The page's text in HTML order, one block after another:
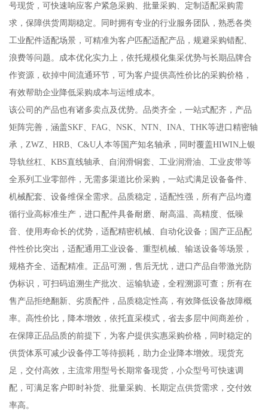
号现货，可快速响应客户紧急采购、批量采购、定制适配采购需
求，保障供货周期稳定。同时拥有专业的行业服务团队，熟悉各类
工业配件适配场景，可精准为客户匹配适配产品，规避采购错配、
浪费等问题。成本优化实力上，依托规模化集采优势与长期品牌合
作资源，砍掉中间流通环节，可为客户提供高性价比的采购价格，
有效帮助企业降低采购成本与运维成本。
该公司的产品也有诸多卖点及优势。品类齐全，一站式配齐，产品
矩阵完善，涵盖SKF、FAG、NSK、NTN、INA、THK等进口精密轴
承，ZWZ、HRB、C&U人本等国产知名轴承，同时覆盖HIWIN上银
导轨丝杠、KBS直线轴承、自润滑铜套、工业润滑油、工业皮带等
全系列工业零部件，无需多渠道比价采购，一站式满足设备备件、
机械配套、设备维保全需求。品质稳定，适配性强，所有产品均遵
循行业高标准生产，进口配件具备耐磨、耐高温、高精度、低噪
音、使用寿命长的优势，适配精密机械、自动化设备；国产正品配
件性价比突出，适配通用工业设备、重型机械、输送设备等场景，
规格齐全、适配精准。正品可溯，售后无忧，进口产品自带激光防
伪标识，可扫码追溯生产批次、运输轨迹，全程溯源可查；所有在
售产品拒绝翻新、劣质配件，品质稳定性高，有效降低设备故障概
率。高性价比，降本增效，依托直采模式，省去多层中间商差价，
在保障正品品质的前提下，为客户提供实惠采购价格，同时稳定的
供货体系可减少设备停工等待损耗，助力企业降本增效。现货充
足，交付高效，主流常用型号长期常备现货，小众型号可快速调
配，可满足客户即时补货、批量采购、长期定点供货需求，交付效
率高。